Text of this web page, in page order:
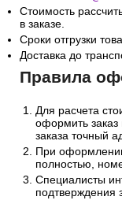
Стоимость
в заказе.
Сроки отгрузки
Доставка до
Правила
Для расчета
оформить
заказа точный
При
полностью,
Специалисты
подтверждения